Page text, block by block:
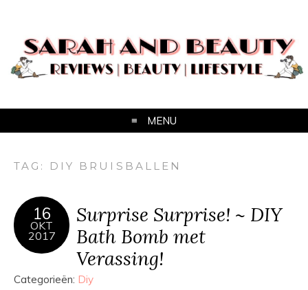
MENU
TAG: DIY BRUISBALLEN
16
OKT
2017
Surprise Surprise! ~ DIY
Bath Bomb met
Verassing!
Categorieën: Diy